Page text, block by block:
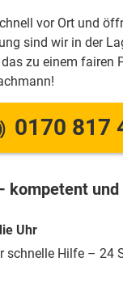
vor Ort und
sind wir in der
zu einem fairen
0170 817
kompetent
Uhr
schnelle Hilfe – 24